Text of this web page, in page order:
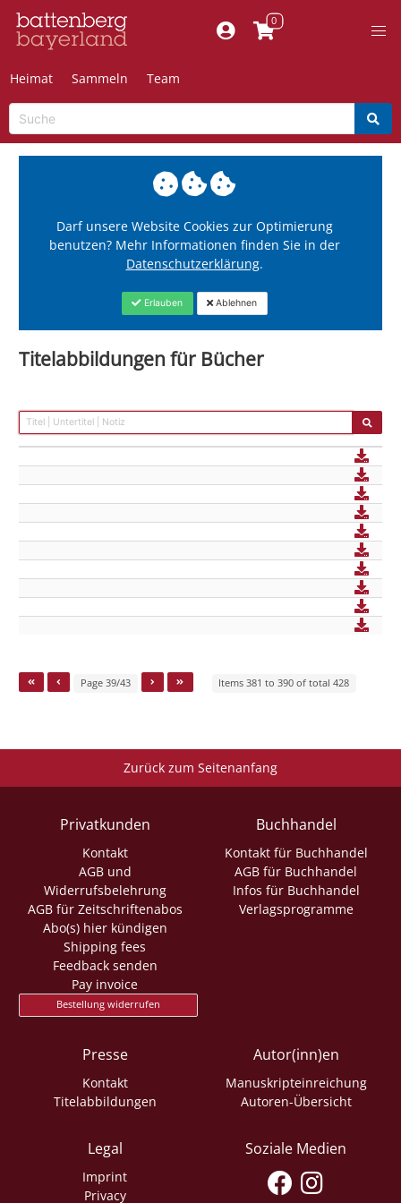
Heimat Sammeln Team
Darf unsere Website Cookies zur Optimierung
benutzen? Mehr Informationen finden Sie in der
Datenschutzerklärung.
Erlauben Ablehnen
Titelabbildungen für Bücher
Page 39/43 Items 381 to 390 of total 428
Zurück zum Seitenanfang
Privatkunden
Kontakt
AGB und
Widerrufsbelehrung
AGB für Zeitschriftenabos
Abo(s) hier kündigen
Shipping fees
Feedback senden
Pay invoice
Bestellung widerrufen
Buchhandel
Kontakt für Buchhandel
AGB für Buchhandel
Infos für Buchhandel
Verlagsprogramme
Presse
Kontakt
Titelabbildungen
Autor(inn)en
Manuskripteinreichung
Autoren-Übersicht
Legal
Imprint
Privacy
Soziale Medien